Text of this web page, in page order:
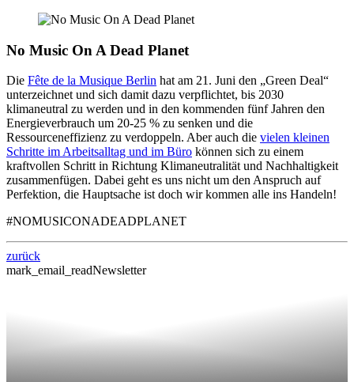
No Music On A Dead Planet
Die Fête de la Musique Berlin hat am 21. Juni den „Green Deal“
unterzeichnet und sich damit dazu verpflichtet, bis 2030
klimaneutral zu werden und in den kommenden fünf Jahren den
Energieverbrauch um 20-25 % zu senken und die
Ressourceneffizienz zu verdoppeln. Aber auch die vielen kleinen
Schritte im Arbeitsalltag und im Büro können sich zu einem
kraftvollen Schritt in Richtung Klimaneutralität und Nachhaltigkeit
zusammenfügen. Dabei geht es uns nicht um den Anspruch auf
Perfektion, die Hauptsache ist doch wir kommen alle ins Handeln!
#NOMUSICONADEADPLANET
zurück
mark_email_readNewsletter